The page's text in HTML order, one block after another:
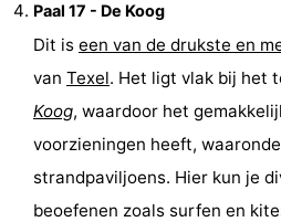
Nieuws
Medische
adressen
Regio
Waddeneilanden
Paal 17 - De Koog
Dit is een van de drukste en
van Texel. Het ligt vlak bij het
Koog, waardoor het
voorzieningen heeft,
strandpaviljoens. Hier kun je
beoefenen zoals surfen en